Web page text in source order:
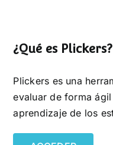
¿Qué es Plickers?
Plickers es una
evaluar de forma
aprendizaje de los